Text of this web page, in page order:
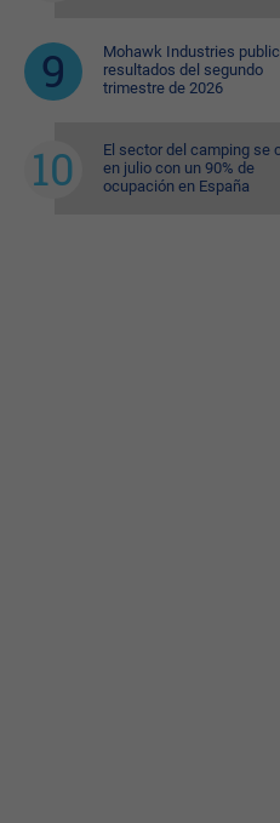
Mohawk Industries
resultados del segundo
trimestre de 2026
El sector del camping se
en julio con un 90% de
ocupación en España